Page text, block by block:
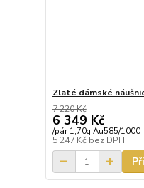
Zlaté dámské
7 220 Kč
6 349 Kč
/pár 1,70g Au585/1000
5 247 Kč bez DPH